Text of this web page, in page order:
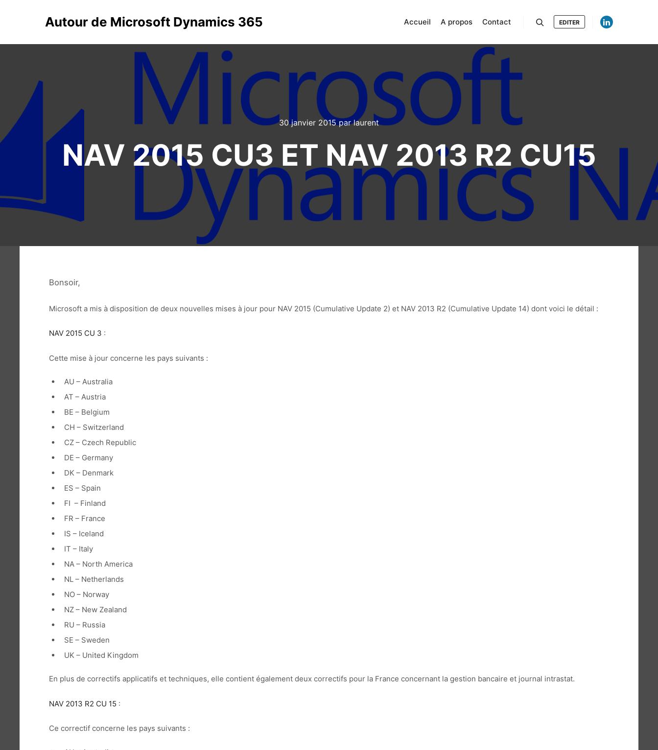
Autour de Microsoft Dynamics 365 Accueil A propos Contact EDITER
30 janvier 2015parlaurent
NAV 2015 CU3 ET NAV 2013 R2 CU15
Bonsoir,
Microsoft a mis à disposition de deux nouvelles mises à jour pour NAV 2015 (Cumulative Update 2) et NAV 2013 R2 (Cumulative Update 14) dont voici le détail :
NAV 2015 CU 3 :
Cette mise à jour concerne les pays suivants :
AU – Australia
AT – Austria
BE – Belgium
CH – Switzerland
CZ – Czech Republic
DE – Germany
DK – Denmark
ES – Spain
FI – Finland
FR – France
IS – Iceland
IT – Italy
NA – North America
NL – Netherlands
NO – Norway
NZ – New Zealand
RU – Russia
SE – Sweden
UK – United Kingdom
En plus de correctifs applicatifs et techniques, elle contient également deux correctifs pour la France concernant la gestion bancaire et journal intrastat.
NAV 2013 R2 CU 15 :
Ce correctif concerne les pays suivants :